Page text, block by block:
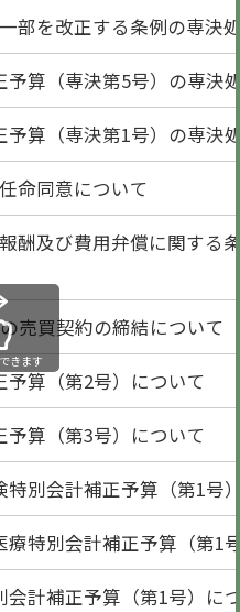
部を改正する条例の専決
算（専決第5号）の専決
算（専決第1号）の専決
命同意について
酬及び費用弁償に関する
売買契約の締結について
算（第2号）について
算（第3号）について
別会計補正予算（第1号
特別会計補正予算（第1
計補正予算（第1号）に
きます